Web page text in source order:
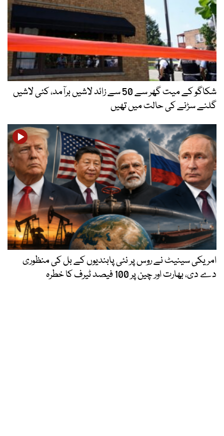
شکاگو کے میت گھر سے 50 سے زائد لاشیں برآمد، کئی لاشیں
گلنے سڑنے کی حالت میں تھیں
امریکی سینیٹ نے روس پر نئی پابندیوں کے بل کی منظوری
دے دی، بھارت اور چین پر 100 فیصد ٹیرف کا خطرہ